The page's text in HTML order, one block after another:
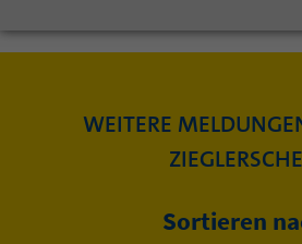
WEITERE
Sortieren